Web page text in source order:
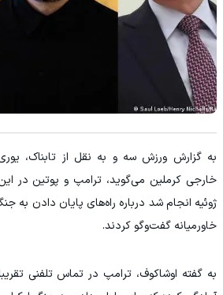
به گزارش ورزش سه و به نقل از تابناک،
خارجی کرملین می‌گوید، ترامپ و پوتین در
ژوئیه انجام شد درباره راه‌های پایان دادن به
خاورمیانه گفت‌و‌گو کردند.